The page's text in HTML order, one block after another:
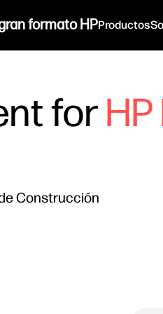
formato HPProductos
for
Construcción